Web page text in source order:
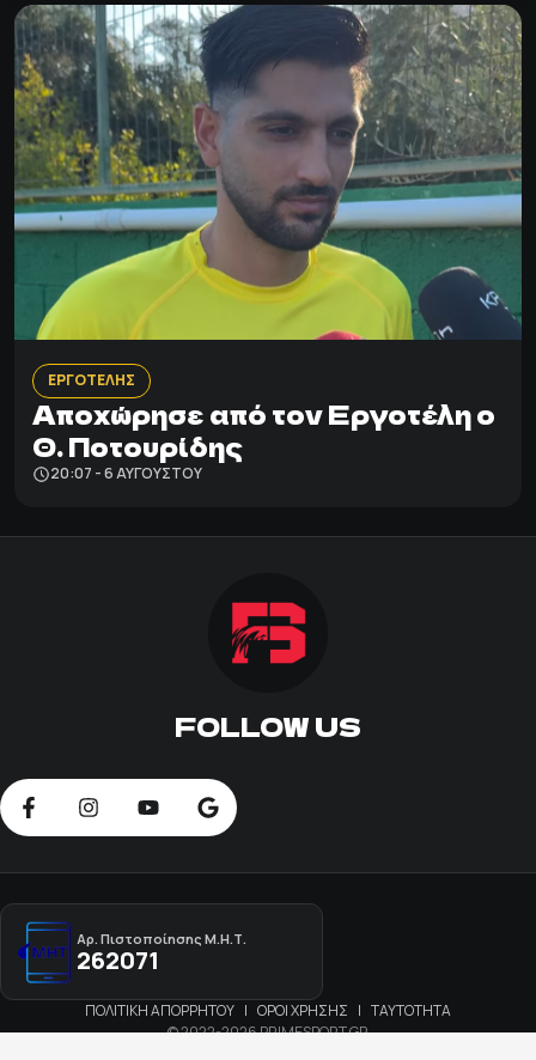
ΕΡΓΟΤΕΛΗΣ
Αποχώρησε από τον Εργοτέλη ο
Θ. Ποτουρίδης
20:07 - 6 ΑΥΓΟΎΣΤΟΥ
FOLLOW US
Αρ. Πιστοποίησης Μ.Η.Τ.
262071
ΠΟΛΙΤΙΚΗ ΑΠΟΡΡΗΤΟΥ | ΟΡΟΙ ΧΡΗΣΗΣ | ΤΑΥΤΟΤΗΤΑ
© 2022-2026 PRIMESPORT.GR